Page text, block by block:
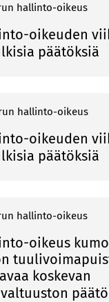
hallinto-oikeus
oikeuden
päätöksiä
hallinto-oikeus
oikeuden
päätöksiä
hallinto-oikeus
oikeus
koskevan